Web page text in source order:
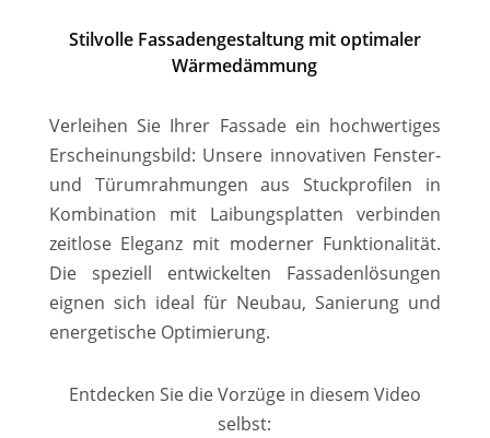
Stilvolle Fassadengestaltung mit optimaler
Wärmedämmung
Verleihen Sie Ihrer Fassade ein hochwertiges
Erscheinungsbild: Unsere innovativen Fenster-
und Türumrahmungen aus Stuckprofilen in
Kombination mit Laibungsplatten verbinden
zeitlose Eleganz mit moderner Funktionalität.
Die speziell entwickelten Fassadenlösungen
eignen sich ideal für Neubau, Sanierung und
energetische Optimierung.
Entdecken Sie die Vorzüge in diesem Video
selbst: